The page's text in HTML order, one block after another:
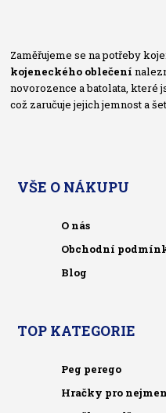
Zaměřujeme se na potřeby
kojeneckého oblečení
novorozence a batolata, které
což zaručuje jejich jemnost a
VŠE O NÁKUPU
O nás
Obchodní
Blog
TOP KATEGORIE
Peg perego
Hračky pro